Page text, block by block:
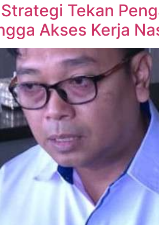
Tekan
Akses Kerja